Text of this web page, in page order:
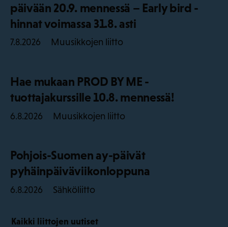
päivään 20.9. mennessä – Early bird -
hinnat voimassa 31.8. asti
7.8.2026 Muusikkojen liitto
Hae mukaan PROD BY ME -
tuottajakurssille 10.8. mennessä!
6.8.2026 Muusikkojen liitto
Pohjois-Suomen ay-päivät
pyhäinpäiväviikonloppuna
6.8.2026 Sähköliitto
Kaikki liittojen uutiset